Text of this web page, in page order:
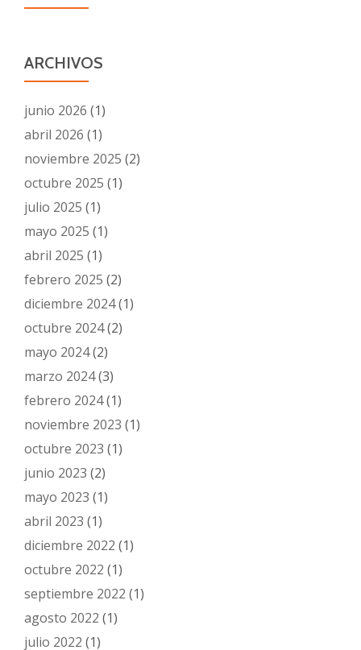
ARCHIVOS
junio 2026 (1)
abril 2026 (1)
noviembre 2025 (2)
octubre 2025 (1)
julio 2025 (1)
mayo 2025 (1)
abril 2025 (1)
febrero 2025 (2)
diciembre 2024(1)
octubre 2024(2)
mayo 2024(2)
marzo 2024(3)
febrero 2024(1)
noviembre 2023 (1)
octubre 2023 (1)
junio 2023 (2)
mayo 2023 (1)
abril 2023 (1)
diciembre 2022 (1)
octubre 2022 (1)
septiembre 2022 (1)
agosto 2022 (1)
julio 2022 (1)